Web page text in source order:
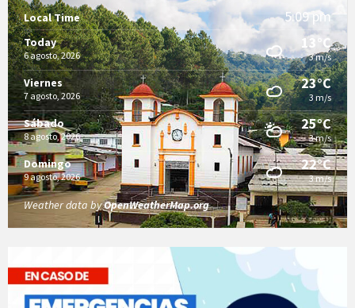
Local Time 5:09 pm
Today
6 agosto, 2026
13°C
3 m/s
Viernes
7 agosto, 2026
23°C
3 m/s
Sábado
8 agosto, 2026
25°C
3 m/s
Domingo
9 agosto, 2026
22°C
3 m/s
Weather data byOpenWeatherMap.org